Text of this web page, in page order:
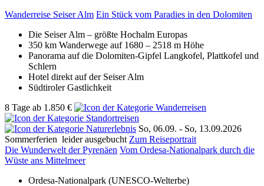
Wanderreise Seiser Alm Ein Stück vom Paradies in den Dolomiten
Die Seiser Alm – größte Hochalm Europas
350 km Wanderwege auf 1680 – 2518 m Höhe
Panorama auf die Dolomiten-Gipfel Langkofel, Plattkofel und
Schlern
Hotel direkt auf der Seiser Alm
Südtiroler Gastlichkeit
8 Tage ab 1.850 €
So, 06.09. - So, 13.09.2026
Sommerferien leider ausgebucht Zum Reiseportrait
Die Wunderwelt der Pyrenäen Vom Ordesa-Nationalpark durch die
Wüste ans Mittelmeer
Ordesa-Nationalpark (UNESCO-Welterbe)